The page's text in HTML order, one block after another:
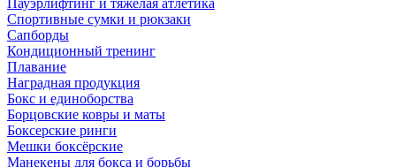
Пауэрлифтинг и тяжелая атлетика
Спортивные сумки и рюкзаки
Сапборды
Кондиционный тренинг
Плавание
Наградная продукция
Бокс и единоборства
Борцовские ковры и маты
Боксерские ринги
Мешки боксёрские
Манекены для бокса и борьбы